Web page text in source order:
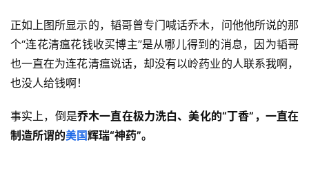
正如上图所显示的，韬哥曾专门喊话乔木，问他他所说的那
个“连花清瘟花钱收买博主”是从哪儿得到的消息，因为韬哥
也一直在为连花清瘟说话，却没有以岭药业的人联系我啊，
也没人给钱啊！
事实上，倒是乔木一直在极力洗白、美化的“丁香”，一直在
制造所谓的美国辉瑞“神药”。